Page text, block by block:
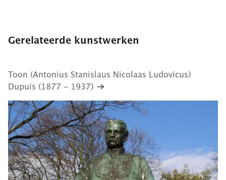
Gerelateerde kunstwerken
Toon (Antonius Stanislaus Nicolaas Ludovicus)
Dupuis (1877 - 1937)